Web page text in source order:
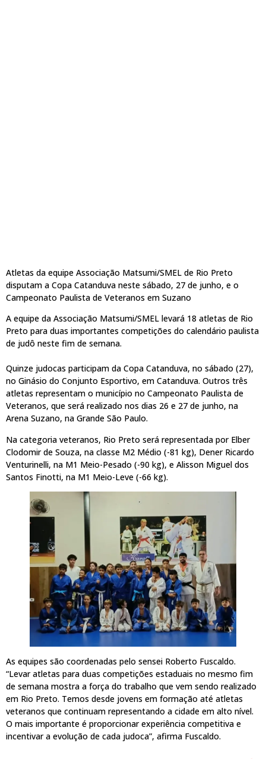
Atletas da equipe Associação Matsumi/SMEL de Rio Preto
disputam a Copa Catanduva neste sábado, 27 de junho, e o
Campeonato Paulista de Veteranos em Suzano
A equipe da Associação Matsumi/SMEL levará 18 atletas de Rio
Preto para duas importantes competições do calendário paulista
de judô neste fim de semana.
Quinze judocas participam da Copa Catanduva, no sábado (27),
no Ginásio do Conjunto Esportivo, em Catanduva. Outros três
atletas representam o município no Campeonato Paulista de
Veteranos, que será realizado nos dias 26 e 27 de junho, na
Arena Suzano, na Grande São Paulo.
Na categoria veteranos, Rio Preto será representada por Elber
Clodomir de Souza, na classe M2 Médio (-81 kg), Dener Ricardo
Venturinelli, na M1 Meio-Pesado (-90 kg), e Alisson Miguel dos
Santos Finotti, na M1 Meio-Leve (-66 kg).
As equipes são coordenadas pelo sensei Roberto Fuscaldo.
“Levar atletas para duas competições estaduais no mesmo fim
de semana mostra a força do trabalho que vem sendo realizado
em Rio Preto. Temos desde jovens em formação até atletas
veteranos que continuam representando a cidade em alto nível.
O mais importante é proporcionar experiência competitiva e
incentivar a evolução de cada judoca”, afirma Fuscaldo.